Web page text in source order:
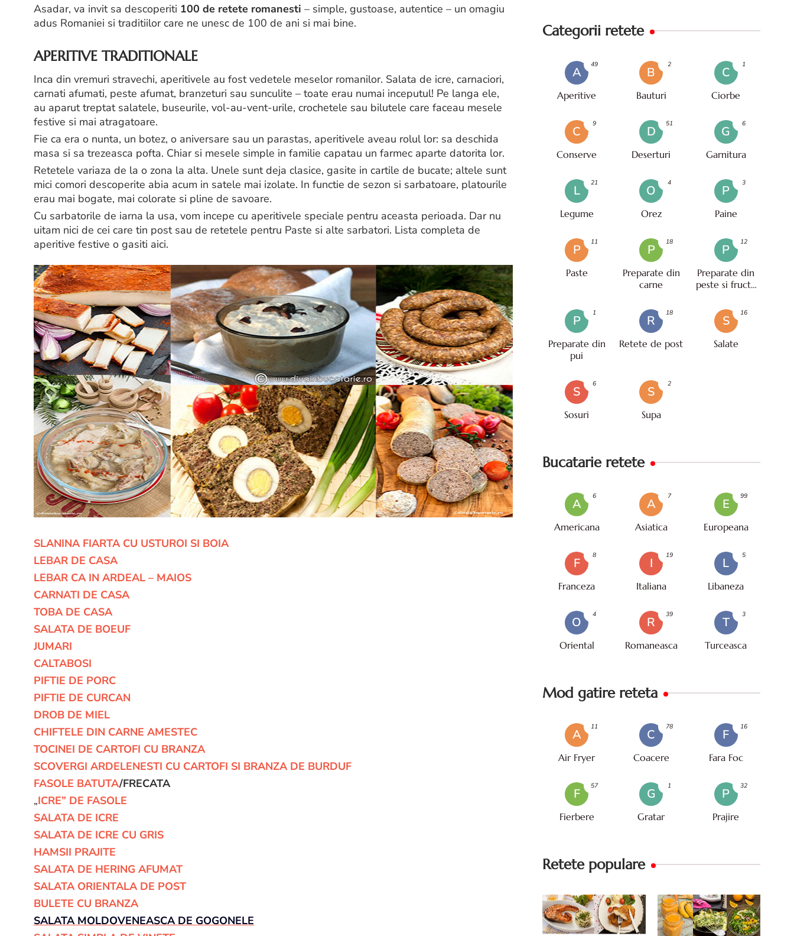
Asadar, va invit sa descoperiti 100 de retete romanesti – simple, gustoase, autentice – un omagiu
adus Romaniei si traditiilor care ne unesc de 100 de ani si mai bine.
APERITIVE TRADITIONALE
Inca din vremuri stravechi, aperitivele au fost vedetele meselor romanilor. Salata de icre, carnaciori,
carnati afumati, peste afumat, branzeturi sau sunculite – toate erau numai inceputul! Pe langa ele,
au aparut treptat salatele, buseurile, vol-au-vent-urile, crochetele sau bilutele care faceau mesele
festive si mai atragatoare.
Fie ca era o nunta, un botez, o aniversare sau un parastas, aperitivele aveau rolul lor: sa deschida
masa si sa trezeasca pofta. Chiar si mesele simple in familie capatau un farmec aparte datorita lor.
Retetele variaza de la o zona la alta. Unele sunt deja clasice, gasite in cartile de bucate; altele sunt
mici comori descoperite abia acum in satele mai izolate. In functie de sezon si sarbatoare, platourile
erau mai bogate, mai colorate si pline de savoare.
Cu sarbatorile de iarna la usa, vom incepe cu aperitivele speciale pentru aceasta perioada. Dar nu
uitam nici de cei care tin post sau de retetele pentru Paste si alte sarbatori. Lista completa de
aperitive festive o gasiti aici.
SLANINA FIARTA CU USTUROI SI BOIA
LEBAR DE CASA
LEBAR CA IN ARDEAL – MAIOS
CARNATI DE CASA
TOBA DE CASA
SALATA DE BOEUF
JUMARI
CALTABOSI
PIFTIE DE PORC
PIFTIE DE CURCAN
DROB DE MIEL
CHIFTELE DIN CARNE AMESTEC
TOCINEI DE CARTOFI CU BRANZA
SCOVERGI ARDELENESTI CU CARTOFI SI BRANZA DE BURDUF
FASOLE BATUTA/FRECATA
„ICRE” DE FASOLE
SALATA DE ICRE
SALATA DE ICRE CU GRIS
HAMSII PRAJITE
SALATA DE HERING AFUMAT
SALATA ORIENTALA DE POST
BULETE CU BRANZA
SALATA MOLDOVENEASCA DE GOGONELE
Categorii retete
A
Aperitive
49
B
Bauturi
2
C
Ciorbe
1
C
Conserve
9
D
Deserturi
51
G
Garnitura
6
L
Legume
21
O
Orez
4
P
Paine
3
P
Paste
11
P
Preparate din
carne
18
P
Preparate din
peste si fructe
12
P
Preparate din
pui
1
R
Retete de post
18
S
Salate
16
S
Sosuri
6
S
Supa
2
Bucatarie retete
A
Americana
6
A
Asiatica
7
E
Europeana
99
F
Franceza
8
I
Italiana
19
L
Libaneza
5
O
Oriental
4
R
Romaneasca
39
T
Turceasca
3
Mod gatire reteta
A
Air Fryer
11
C
Coacere
78
F
Fara Foc
16
F
Fierbere
57
G
Gratar
1
P
Prajire
32
Retete populare